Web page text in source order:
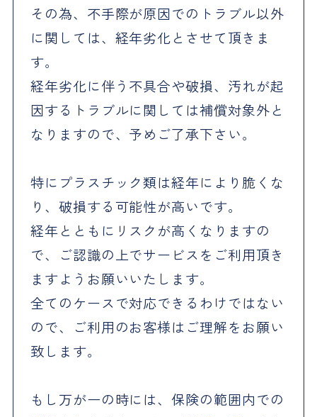
その為、不手際が原因でのトラブル以外
に関しては、経年劣化とさせて頂きま
す。
経年劣化に伴う不具合や破損、汚れが起
因するトラブルに関しては補償対象外と
なりますので、予めご了承下さい。
特にプラスチック類は経年により脆くな
り、破損する可能性が高いです。
経年とともにリスクが高くなりますの
で、ご認識の上でサービスをご利用頂き
ますようお願いいたします。
全てのケースで対応できるわけではない
ので、ご利用のお客様はご理解をお願い
致します。
もし万が一の時には、保険の範囲内での